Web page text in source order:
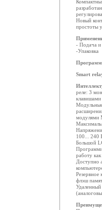
Новый
простоты
- Подача и
-Упаковка
Smart
реле: 3
клавишами
модулями
100... 240
Большой
работу
Доступно
Резервное
флэш